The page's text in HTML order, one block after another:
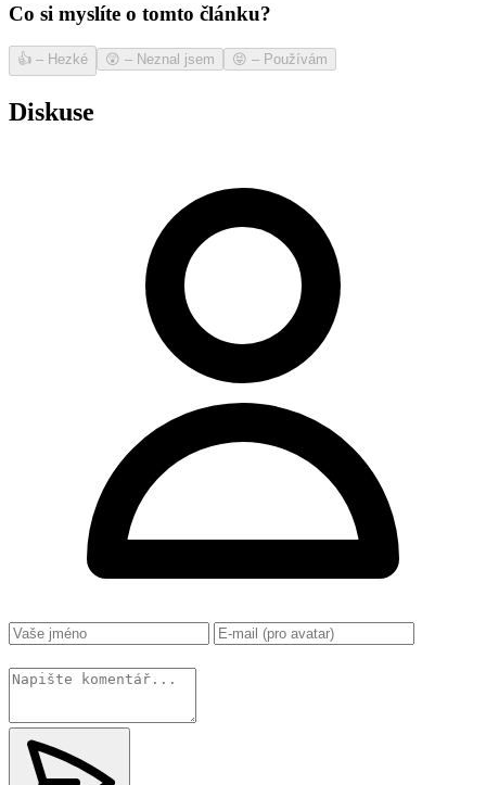
Co si myslíte o tomto článku?
👍 – Hezké 😲 – Neznal jsem 😝 – Používám
Diskuse